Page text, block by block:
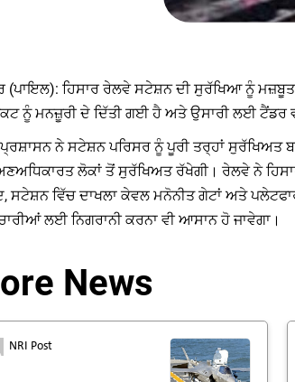
(ਪਾਇਲ): ਹਿਸਾਰ ਰੇਲਵੇ ਸਟੇਸ਼ਨ ਦੀ ਸੁਰੱਖਿਆ ਨੂੰ
ਨੂੰ ਮਨਜ਼ੂਰੀ ਦੇ ਦਿੱਤੀ ਗਈ ਹੈ ਅਤੇ ਉਸਾਰੀ ਲਈ ਟੈਂਡਰ
ਨੇ ਸਟੇਸ਼ਨ ਪਰਿਸਰ ਨੂੰ ਪੂਰੀ ਤਰ੍ਹਾਂ ਸੁਰੱਖਿਅਤ
ਲੋਕਾਂ ਤੋਂ ਸੁਰੱਖਿਅਤ ਰੱਖੇਗੀ। ਰੇਲਵੇ ਨੇ
ਸਟੇਸ਼ਨ ਵਿੱਚ ਦਾਖਲਾ ਕੇਵਲ ਮਨੋਨੀਤ ਗੇਟਾਂ ਅਤੇ
ਲਈ ਨਿਗਰਾਨੀ ਕਰਨਾ ਵੀ ਆਸਾਨ ਹੋ ਜਾਵੇਗਾ।
News
NRI Post